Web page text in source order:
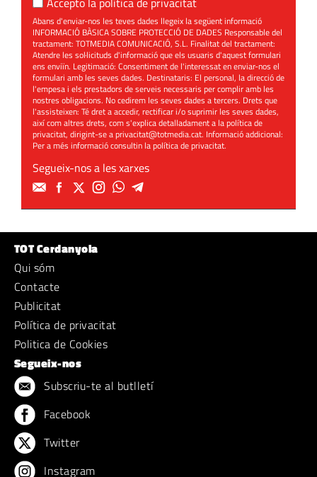
Abans d'enviar-nos les teves dades llegeix la següent informació
INFORMACIÓ BÀSICA SOBRE PROTECCIÓ DE DADES Responsable del
tractament: TOTMEDIA COMUNICACIÓ, S.L. Finalitat del tractament:
Atendre les sol·licituds d'informació que els usuaris d'aquest formulari
ens enviïn. Legitimació: Consentiment de l'interessat en enviar-nos el
formulari amb les seves dades. Destinataris: El personal, la direcció de
l'empesa i els prestadors de serveis necessaris per complir amb les
nostres obligacions. No cedirem les seves dades a tercers. Drets que
l'assisteixen: Té dret a accedir, rectificar i/o suprimir les seves dades,
així com altres drets, com s'explica detalladament a la política de
privacitat, dirigint-se aprivacitat@totmedia.cat. Informació addicional:
Per a més informació consultin lapolítica de privacitat.
Segueix-nos a les xarxes
TOT Cerdanyola
Qui sóm
Contacte
Publicitat
Política de privacitat
Politica de Cookies
Segueix-nos
Subscriu-te al butlletí
Facebook
Twitter
Instagram